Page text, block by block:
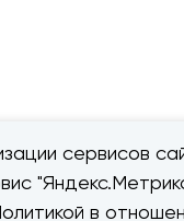
сервисов
в
Правовая